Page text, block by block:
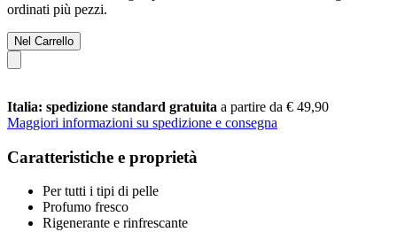
ordinati più pezzi.
Nel Carrello
Italia: spedizione standard gratuita a partire da € 49,90
Maggiori informazioni su spedizione e consegna
Caratteristiche e proprietà
Per tutti i tipi di pelle
Profumo fresco
Rigenerante e rinfrescante